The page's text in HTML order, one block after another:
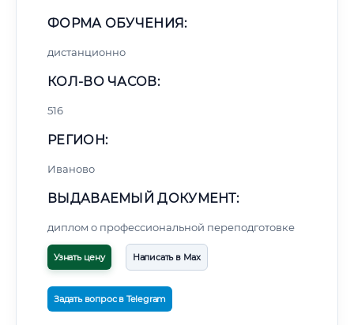
ФОРМА ОБУЧЕНИЯ:
дистанционно
КОЛ-ВО ЧАСОВ:
516
РЕГИОН:
Иваново
ВЫДАВАЕМЫЙ ДОКУМЕНТ:
диплом о профессиональной переподготовке
Узнать цену Написать в Max
Задать вопрос в Telegram